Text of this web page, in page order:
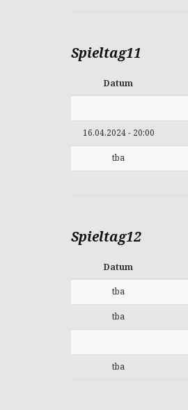
Spieltag11
Datum
16.04.2024 - 20:00
tba
Spieltag12
Datum
tba
tba
tba